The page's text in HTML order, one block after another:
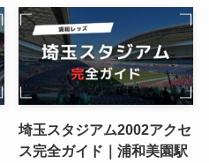
埼玉スタジアム2002アクセ
ス完全ガイド｜浦和美園駅